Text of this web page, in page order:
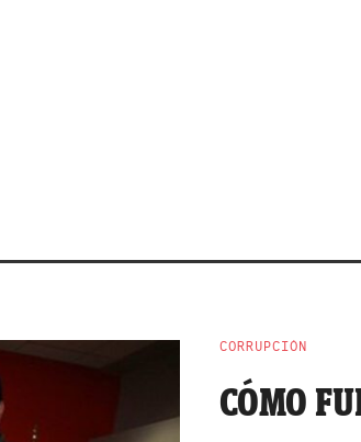
CORRUPCIÓN
CÓMO